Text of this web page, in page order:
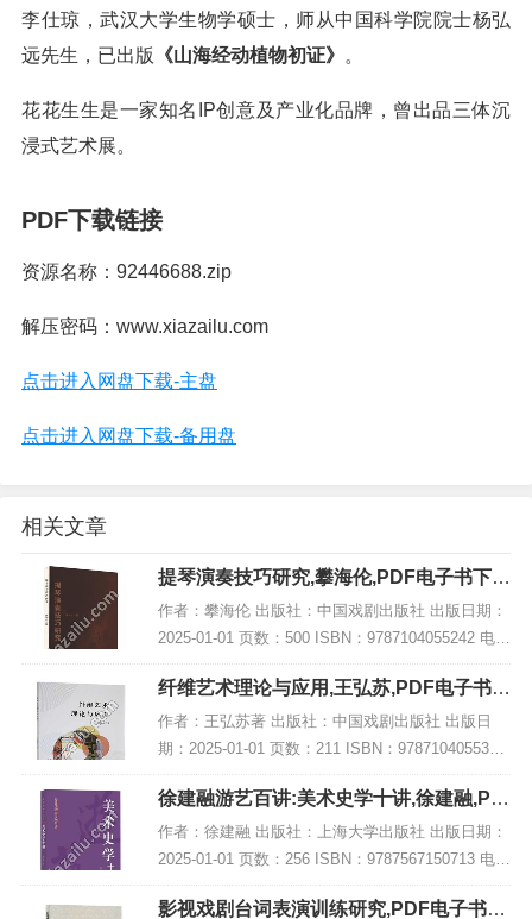
李仕琼，武汉大学生物学硕士，师从中国科学院院士杨弘
远先生，已出版
《山海经动植物初证》 。
花花生生是一家知名IP创意及产业化品牌，曾出品三体沉
浸式艺术展。
PDF下载链接
资源名称：92446688.zip
解压密码：www.xiazailu.com
点击进入网盘下载-主盘
点击进入网盘下载-备用盘
相关文章
提琴演奏技巧研究,攀海伦,PDF电子书下
载,网盘资源
作者：攀海伦 出版社：中国戏剧出版社 出版日期：
2025-01-01 页数：500 ISBN：9787104055242 电子
书大小：178MB [高清扫描版PDF格式] 内容简介 弦
乐演奏...
纤维艺术理论与应用,王弘苏,PDF电子书下
载,网盘资源
作者：王弘苏著 出版社：中国戏剧出版社 出版日
期：2025-01-01 页数：211 ISBN：9787104055334
电子书大小：244MB [高清扫描版PDF格式] 内容简
介 该书结...
徐建融游艺百讲:美术史学十讲,徐建融,PD
F电子书网盘下载
作者：徐建融 出版社：上海大学出版社 出版日期：
2025-01-01 页数：256 ISBN：9787567150713 电子
书大小：217MB [高清扫描版PDF格式] 内容简介 在
《徐建...
影视戏剧台词表演训练研究,PDF电子书下